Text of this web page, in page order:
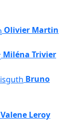
Olivier Martin
Miléna Trivier
Bruno
Valene Leroy